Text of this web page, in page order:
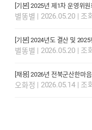
[기본] 2025년 제1차 운영위
별똥별 | 2026.05.20 | 조
[기본] 2024년도 결산 및
별똥별 | 2026.05.20 | 조
[채용] 2026년 전북군산한마
오화정 | 2026.05.14 | 조